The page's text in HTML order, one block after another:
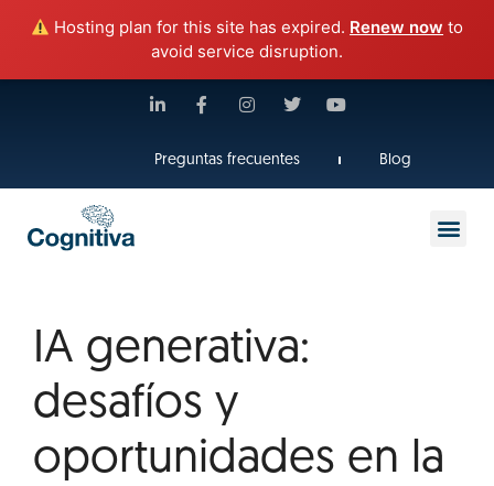
Hosting plan for this site has expired. Renew now to
avoid service disruption.
Preguntas frecuentes Blog
IA generativa:
desafíos y
oportunidades en la